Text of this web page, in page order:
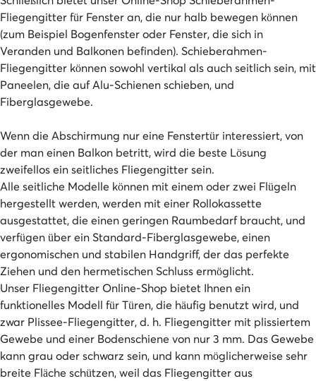
Fliegengitter für Fenster an, die nur halb bewegen können
(zum Beispiel Bogenfenster oder Fenster, die sich in
Veranden und Balkonen befinden). Schieberahmen-
Fliegengitter können sowohl vertikal als auch seitlich sein, mit
Paneelen, die auf Alu-Schienen schieben, und
Fiberglasgewebe.
Wenn die Abschirmung nur eine Fenstertür interessiert, von
der man einen Balkon betritt, wird die beste Lösung
zweifellos ein seitliches Fliegengitter sein.
Alle seitliche Modelle können mit einem oder zwei Flügeln
hergestellt werden, werden mit einer Rollokassette
ausgestattet, die einen geringen Raumbedarf braucht, und
verfügen über ein Standard-Fiberglasgewebe, einen
ergonomischen und stabilen Handgriff, der das perfekte
Ziehen und den hermetischen Schluss ermöglicht.
Unser Fliegengitter Online-Shop bietet Ihnen ein
funktionelles Modell für Türen, die häufig benutzt wird, und
zwar Plissee-Fliegengitter, d. h. Fliegengitter mit plissiertem
Gewebe und einer Bodenschiene von nur 3 mm. Das Gewebe
kann grau oder schwarz sein, und kann möglicherweise sehr
breite Fläche schützen, weil das Fliegengitter aus